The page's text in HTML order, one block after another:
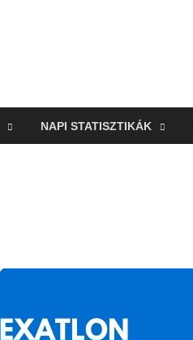
NAPI STATISZTIKÁK